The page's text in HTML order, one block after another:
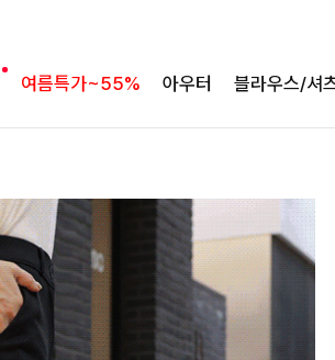
여름특가~55% 아우터 블라우스/셔